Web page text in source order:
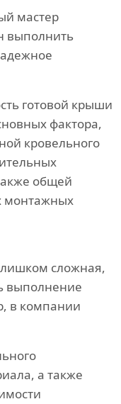
мастер
выполнить
готовой крыши
фактора,
кровельного
общей
монтажных
сложная,
выполнение
в компании
а также